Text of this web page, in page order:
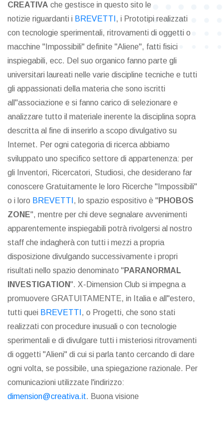
CREATIVA che gestisce in questo sito le
notizie riguardanti i BREVETTI , i Prototipi realizzati
con tecnologie sperimentali, ritrovamenti di oggetti o
macchine "Impossibili" definite "Aliene", fatti fisici
inspiegabili, ecc. Del suo organico fanno parte gli
universitari laureati nelle varie discipline tecniche e tutti
gli appassionati della materia che sono iscritti
all"associazione e si fanno carico di selezionare e
analizzare tutto il materiale inerente la disciplina sopra
descritta al fine di inserirlo a scopo divulgativo su
Internet. Per ogni categoria di ricerca abbiamo
sviluppato uno specifico settore di appartenenza: per
gli Inventori, Ricercatori, Studiosi, che desiderano far
conoscere Gratuitamente le loro Ricerche "Impossibili"
o i loro BREVETTI , lo spazio espositivo è " PHOBOS
ZONE", mentre per chi deve segnalare avvenimenti
apparentemente inspiegabili potrà rivolgersi al nostro
staff che indagherà con tutti i mezzi a propria
disposizione divulgando successivamente i propri
risultati nello spazio denominato " PARANORMAL
INVESTIGATION". X-Dimension Club si impegna a
promuovere GRATUITAMENTE, in Italia e all"estero,
tutti quei BREVETTI , o Progetti, che sono stati
realizzati con procedure inusuali o con tecnologie
sperimentali e di divulgare tutti i misteriosi ritrovamenti
di oggetti "Alieni" di cui si parla tanto cercando di dare
ogni volta, se possibile, una spiegazione razionale. Per
comunicazioni utilizzate l'indirizzo:
dimension@creativa.it. Buona visione